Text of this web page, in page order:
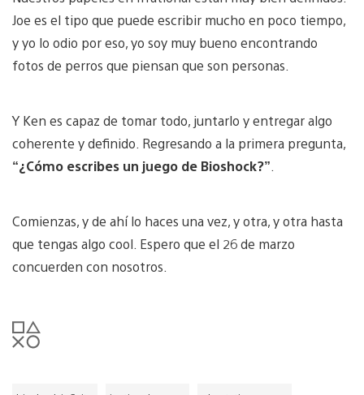
Joe es el tipo que puede escribir mucho en poco tiempo,
y yo lo odio por eso, yo soy muy bueno encontrando
fotos de perros que piensan que son personas.
Y Ken es capaz de tomar todo, juntarlo y entregar algo
coherente y definido. Regresando a la primera pregunta,
“¿Cómo escribes un juego de Bioshock?”
Comienzas, y de ahí lo haces una vez, y otra, y otra hasta
que tengas algo cool. Espero que el 26 de marzo
concuerden con nosotros.